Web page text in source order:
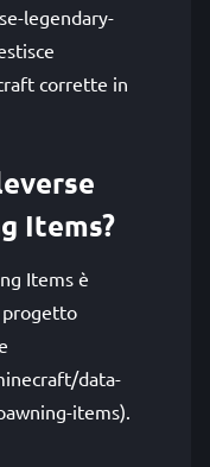
legendary-
corrette in
Items?
Items è
progetto
data-
items).